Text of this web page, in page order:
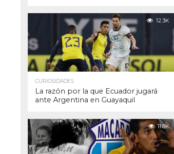
12.3K
CURIOSIDADES
La razón por la que Ecuador jugará
ante Argentina en Guayaquil
11.8K